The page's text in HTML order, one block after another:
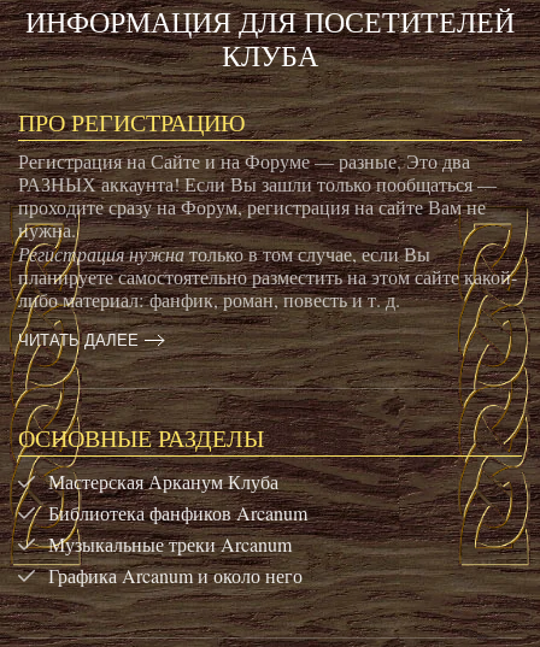
ИНФОРМАЦИЯ ДЛЯ ПОСЕТИТЕЛЕЙ
КЛУБА
ПРО РЕГИСТРАЦИЮ
Регистрация на Сайте и на Форуме — разные. Это два
РАЗНЫХ аккаунта! Если Вы зашли только пообщаться —
проходите сразу на Форум, регистрация на сайте Вам не
нужна.
Регистрация нужнатолько в том случае, если Вы
планируете самостоятельно разместить на этом сайте какой-
либо материал: фанфик, роман, повесть и т. д.
ЧИТАТЬ ДАЛЕЕ
ОСНОВНЫЕ РАЗДЕЛЫ
Мастерская Арканум Клуба
Библиотека фанфиков Arcanum
Музыкальные треки Arcanum
Графика Arcanum и около него